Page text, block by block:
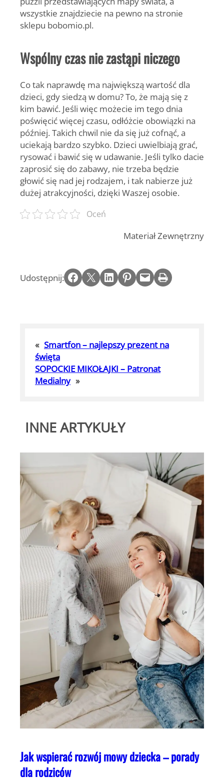
wszystkie znajdziecie na pewno na stronie
sklepu bobomio.pl.
Wspólny czas nie zastąpi niczego
Co tak naprawdę ma największą wartość dla
dzieci, gdy siedzą w domu? To, że mają się z
kim bawić. Jeśli więc możecie im tego dnia
poświęcić więcej czasu, odłóżcie obowiązki na
później. Takich chwil nie da się już cofnąć, a
uciekają bardzo szybko. Dzieci uwielbiają grać,
rysować i bawić się w udawanie. Jeśli tylko dacie
zaprosić się do zabawy, nie trzeba będzie
głowić się nad jej rodzajem, i tak nabierze już
dużej atrakcyjności, dzięki Waszej osobie.
Oceń
Materiał Zewnętrzny
Udostępnij: Share on Facebook Email this Page Share on LinkedIn Share on Pinterest Email this Page Print this Page
« Smartfon – najlepszy prezent na
święta
SOPOCKIE MIKOŁAJKI – Patronat
Medialny »
INNE ARTYKUŁY
Jak wspierać rozwój mowy dziecka – porady
dla rodziców